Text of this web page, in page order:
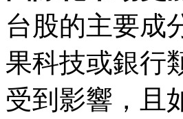
台股的主要成
果科技或銀行
受到影響，且